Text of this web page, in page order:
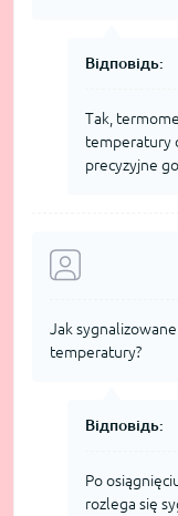
Відповідь:
Tak,
temperatury
precyzyjne
Jak
temperatury?
Відповідь:
Po
rozlega się